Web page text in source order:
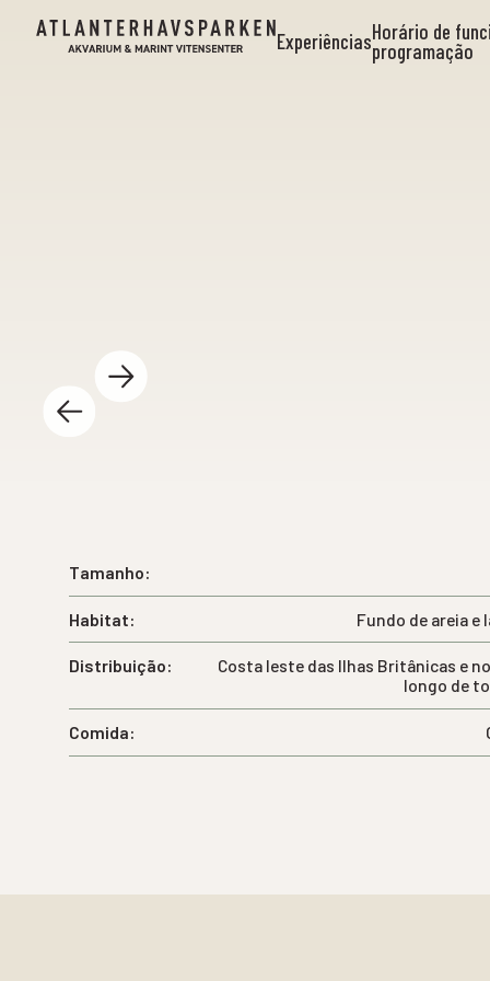
ExperiênciasHorário de
programação
Tamanho:
Habitat: Fundo de areia e
Distribuição:
Costa leste das Ilhas Britânicas e
longo de
Comida: